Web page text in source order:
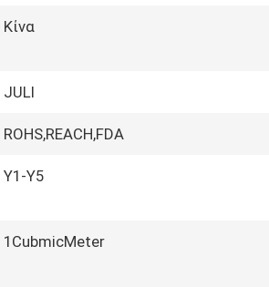
Κίνα
JULI
ROHS,REACH,FDA
Y1-Y5
1CubmicMeter